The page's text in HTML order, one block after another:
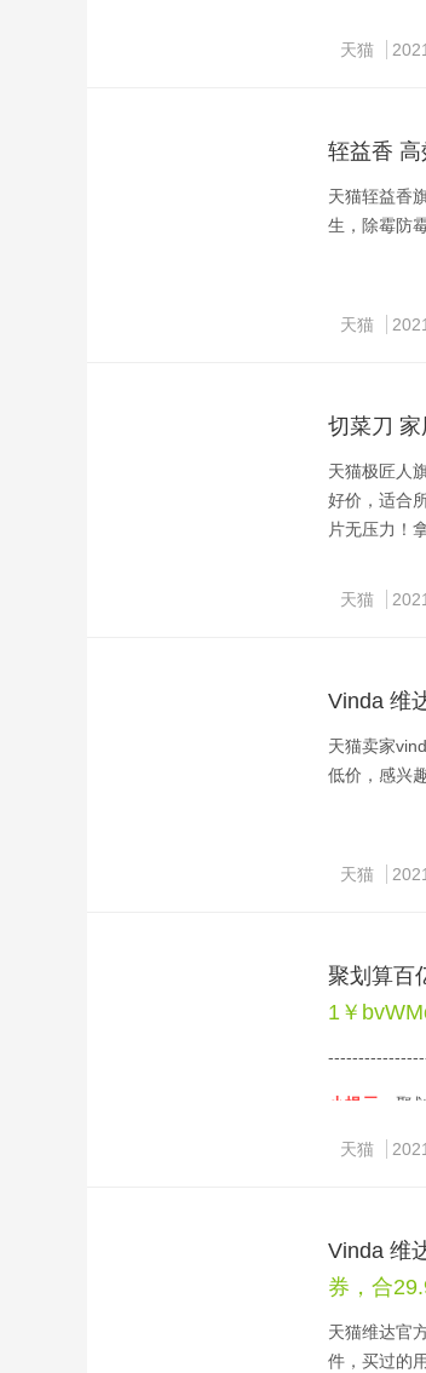
天猫
轾益香
天猫轾益香
生，除霉防
天猫
切菜刀
天猫极匠人
好价，适合
片无压力！
天猫
Vinda 维
天猫卖家
低价，感兴
天猫
聚划算百
1￥
小提示： 聚
天猫
Vinda 维
券，合
天猫维达官
件，买过的